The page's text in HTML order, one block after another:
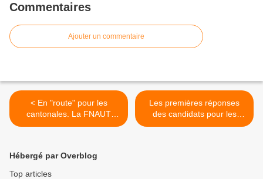
Commentaires
Ajouter un commentaire
< En "route" pour les
cantonales. La FNAUT
sollicite les candidats...
Les premières réponses
des candidats pour les
cantonales en ligne... >
Hébergé par Overblog
Top articles